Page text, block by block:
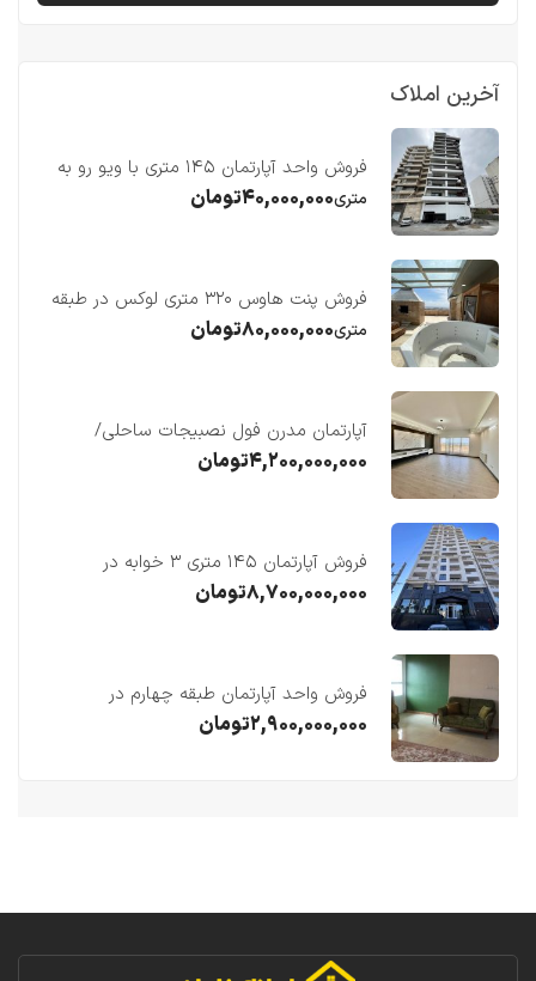
آخرین املاک
فروش واحد آپارتمان ۱۴۵ متری با ویو رو به
دریا در فریدونکنار
متری۴۰,۰۰۰,۰۰۰تومان
فروش پنت هاوس ۳۲۰ متری لوکس در طبقه
چهاردهم فریدونکنار
متری۸۰,۰۰۰,۰۰۰تومان
آپارتمان مدرن فول نصبیجات ساحلی/
فریدونکنار
۴,۲۰۰,۰۰۰,۰۰۰تومان
فروش آپارتمان ۱۴۵ متری ۳ خوابه در
فریدونکنار
۸,۷۰۰,۰۰۰,۰۰۰تومان
فروش واحد آپارتمان طبقه چهارم در
فریدونکنار
۲,۹۰۰,۰۰۰,۰۰۰تومان